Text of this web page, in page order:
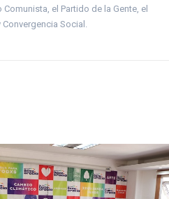
Comunista, el Partido de la Gente, el
Convergencia Social.